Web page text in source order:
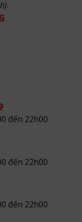
.
đến 22h00
đến 22h00
đến 22h00